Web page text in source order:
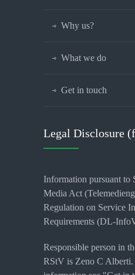
Why us?
What we do
Get in touch
Legal Disclosure
Information pursuant to
Media Act
Regulation on Service
Requirements (DL-
Responsible person in
RStV is Zeno C Alberti.